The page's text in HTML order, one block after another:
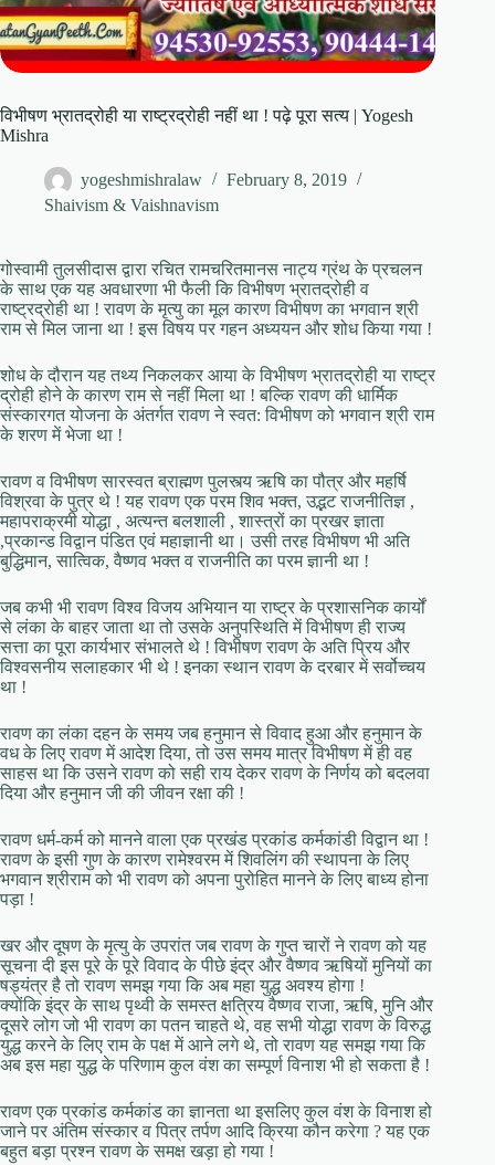
विभीषण भ्रातद्रोही या राष्ट्रद्रोही नहीं था ! पढ़े पूरा सत्य | Yogesh
Mishra
yogeshmishralaw
February 8, 2019
Shaivism & Vaishnavism
गोस्वामी तुलसीदास द्वारा रचित रामचरितमानस नाट्य ग्रंथ के प्रचलन
के साथ एक यह अवधारणा भी फैली कि विभीषण भ्रातद्रोही व
राष्ट्रद्रोही था ! रावण के मृत्यु का मूल कारण विभीषण का भगवान श्री
राम से मिल जाना था ! इस विषय पर गहन अध्ययन और शोध किया गया !
शोध के दौरान यह तथ्य निकलकर आया के विभीषण भ्रातद्रोही या राष्ट्र
द्रोही होने के कारण राम से नहीं मिला था ! बल्कि रावण की धार्मिक
संस्कारगत योजना के अंतर्गत रावण ने स्वत: विभीषण को भगवान श्री राम
के शरण में भेजा था !
रावण व विभीषण सारस्वत ब्राह्मण पुलस्त्य ऋषि का पौत्र और महर्षि
विश्रवा के पुत्र थे ! यह रावण एक परम शिव भक्त, उद्भट राजनीतिज्ञ ,
महापराक्रमी योद्धा , अत्यन्त बलशाली , शास्त्रों का प्रखर ज्ञाता
,प्रकान्ड विद्वान पंडित एवं महाज्ञानी था। उसी तरह विभीषण भी अति
बुद्धिमान, सात्विक, वैष्णव भक्त व राजनीति का परम ज्ञानी था !
जब कभी भी रावण विश्व विजय अभियान या राष्ट्र के प्रशासनिक कार्यों
से लंका के बाहर जाता था तो उसके अनुपस्थिति में विभीषण ही राज्य
सत्ता का पूरा कार्यभार संभालते थे ! विभीषण रावण के अति प्रिय और
विश्वसनीय सलाहकार भी थे ! इनका स्थान रावण के दरबार में सर्वोच्चय
था !
रावण का लंका दहन के समय जब हनुमान से विवाद हुआ और हनुमान के
वध के लिए रावण में आदेश दिया, तो उस समय मात्र विभीषण में ही वह
साहस था कि उसने रावण को सही राय देकर रावण के निर्णय को बदलवा
दिया और हनुमान जी की जीवन रक्षा की !
रावण धर्म-कर्म को मानने वाला एक प्रखंड प्रकांड कर्मकांडी विद्वान था !
रावण के इसी गुण के कारण रामेश्वरम में शिवलिंग की स्थापना के लिए
भगवान श्रीराम को भी रावण को अपना पुरोहित मानने के लिए बाध्य होना
पड़ा !
खर और दूषण के मृत्यु के उपरांत जब रावण के गुप्त चारों ने रावण को यह
सूचना दी इस पूरे के पूरे विवाद के पीछे इंद्र और वैष्णव ऋषियों मुनियों का
षड्यंत्र है तो रावण समझ गया कि अब महा युद्ध अवश्य होगा !
क्योंकि इंद्र के साथ पृथ्वी के समस्त क्षत्रिय वैष्णव राजा, ऋषि, मुनि और
दूसरे लोग जो भी रावण का पतन चाहते थे, वह सभी योद्धा रावण के विरुद्ध
युद्ध करने के लिए राम के पक्ष में आने लगे थे, तो रावण यह समझ गया कि
अब इस महा युद्ध के परिणाम कुल वंश का सम्पूर्ण विनाश भी हो सकता है !
रावण एक प्रकांड कर्मकांड का ज्ञानता था इसलिए कुल वंश के विनाश हो
जाने पर अंतिम संस्कार व पित्र तर्पण आदि क्रिया कौन करेगा ? यह एक
बहुत बड़ा प्रश्न रावण के समक्ष खड़ा हो गया !